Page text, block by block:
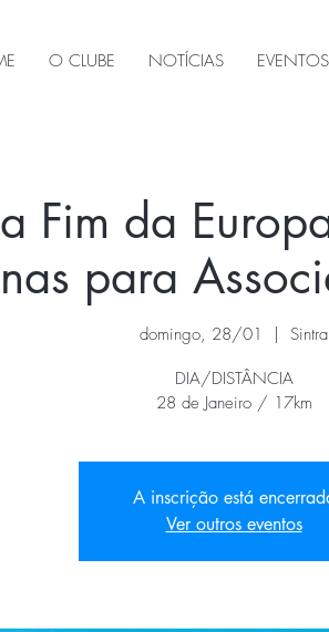
O CLUBE NOTÍCIAS EVENTOS
Fim da
para
domingo, 28/01
  |
Sintra
DIA/DISTÂNCIA
28 de Janeiro / 17km
A inscrição está
Ver outros eventos